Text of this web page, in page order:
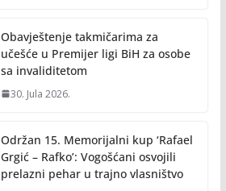
n
k
Obavještenje takmičarima za
učešće u Premijer ligi BiH za osobe
sa invaliditetom
30. Jula 2026.
Održan 15. Memorijalni kup ‘Rafael
Grgić – Rafko’: Vogošćani osvojili
prelazni pehar u trajno vlasništvo